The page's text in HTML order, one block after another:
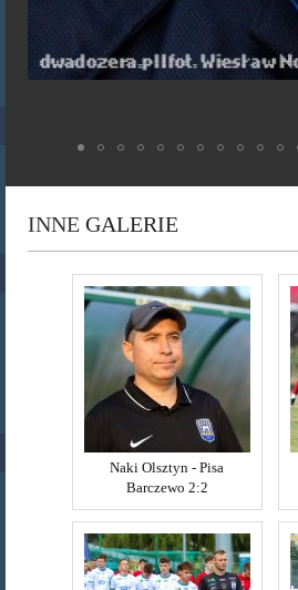
INNE GALERIE
Naki Olsztyn - Pisa
Barczewo 2:2